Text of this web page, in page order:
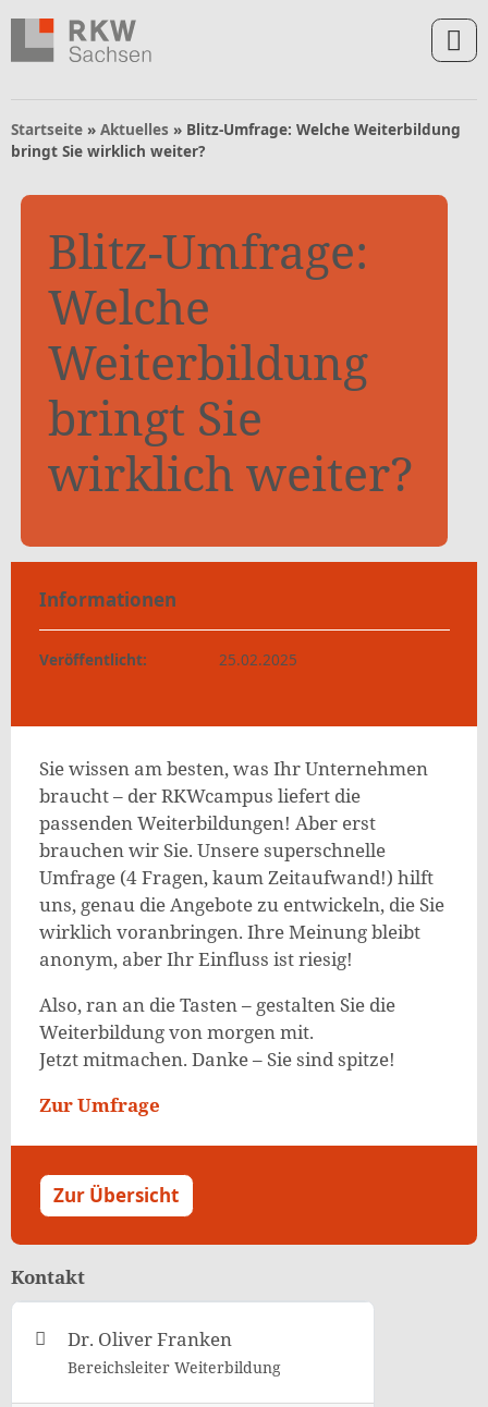
Zum Inhalt springen
Zur Navigation springen
Zum Fußbereich und Kontakt springen
Startseite » Aktuelles » Blitz-Umfrage: Welche Weiterbildung
bringt Sie wirklich weiter?
Blitz-Umfrage:
Welche
Weiterbildung
bringt Sie
wirklich weiter?
Informationen
Veröffentlicht: 25.02.2025
Sie wissen am besten, was Ihr Unternehmen
braucht – der RKWcampus liefert die
passenden Weiterbildungen! Aber erst
brauchen wir Sie. Unsere superschnelle
Umfrage (4 Fragen, kaum Zeitaufwand!) hilft
uns, genau die Angebote zu entwickeln, die Sie
wirklich voranbringen. Ihre Meinung bleibt
anonym, aber Ihr Einfluss ist riesig!
Also, ran an die Tasten – gestalten Sie die
Weiterbildung von morgen mit.
Jetzt mitmachen. Danke – Sie sind spitze!
Zur Umfrage
Zur Übersicht
Kontakt
Dr. Oliver Franken
Bereichsleiter Weiterbildung